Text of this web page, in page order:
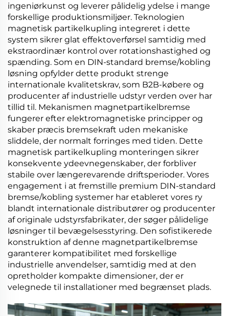
ingeniørkunst og leverer pålidelig ydelse i mange
forskellige produktionsmiljøer. Teknologien
magnetisk partikelkupling integreret i dette
system sikrer glat effektoverførsel samtidig med
ekstraordinær kontrol over rotationshastighed og
spænding. Som en DIN-standard bremse/kobling
løsning opfylder dette produkt strenge
internationale kvalitetskrav, som B2B-købere og
producenter af industrielle udstyr verden over har
tillid til. Mekanismen magnetpartikelbremse
fungerer efter elektromagnetiske principper og
skaber præcis bremsekraft uden mekaniske
sliddele, der normalt forringes med tiden. Dette
magnetisk partikelkupling monteringen sikrer
konsekvente ydeevnegenskaber, der forbliver
stabile over længerevarende driftsperioder. Vores
engagement i at fremstille premium DIN-standard
bremse/kobling systemer har etableret vores ry
blandt internationale distributører og producenter
af originale udstyrsfabrikater, der søger pålidelige
løsninger til bevægelsesstyring. Den sofistikerede
konstruktion af denne magnetpartikelbremse
garanterer kompatibilitet med forskellige
industrielle anvendelser, samtidig med at den
opretholder kompakte dimensioner, der er
velegnede til installationer med begrænset plads.